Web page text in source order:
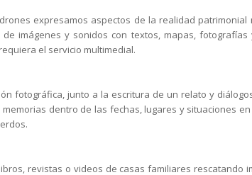
expresamos aspectos de la realidad
imágenes y sonidos con textos, mapas,
el servicio multimedial.
fotográfica, junto a la escritura de un relato y
dentro de las fechas, lugares y situaciones
revistas o videos de casas familiares rescatando